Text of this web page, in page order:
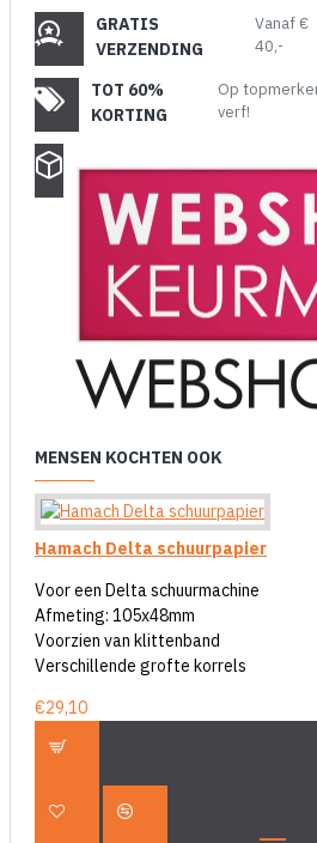
GRATIS
VERZENDING
Vanaf €
40,-
TOT 60%
KORTING
Op
verf!
MENSEN KOCHTEN OOK
Hamach Delta schuurpapier
Voor een Delta schuurmachine
Afmeting: 105x48mm
Voorzien van klittenband
Verschillende grofte korrels
€29,10